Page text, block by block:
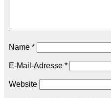
Name *
E-Mail-Adresse *
Website